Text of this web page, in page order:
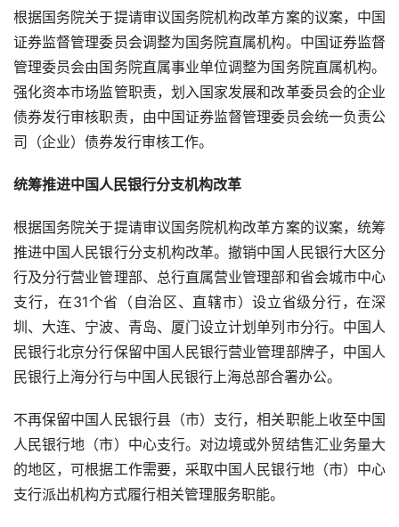
根据国务院关于提请审议国务院机构改革方案的议案，中国
证券监督管理委员会调整为国务院直属机构。中国证券监督
管理委员会由国务院直属事业单位调整为国务院直属机构。
强化资本市场监管职责，划入国家发展和改革委员会的企业
债券发行审核职责，由中国证券监督管理委员会统一负责公
司（企业）债券发行审核工作。
统筹推进中国人民银行分支机构改革
根据国务院关于提请审议国务院机构改革方案的议案，统筹
推进中国人民银行分支机构改革。撤销中国人民银行大区分
行及分行营业管理部、总行直属营业管理部和省会城市中心
支行，在31个省（自治区、直辖市）设立省级分行，在深
圳、大连、宁波、青岛、厦门设立计划单列市分行。中国人
民银行北京分行保留中国人民银行营业管理部牌子，中国人
民银行上海分行与中国人民银行上海总部合署办公。
不再保留中国人民银行县（市）支行，相关职能上收至中国
人民银行地（市）中心支行。对边境或外贸结售汇业务量大
的地区，可根据工作需要，采取中国人民银行地（市）中心
支行派出机构方式履行相关管理服务职能。